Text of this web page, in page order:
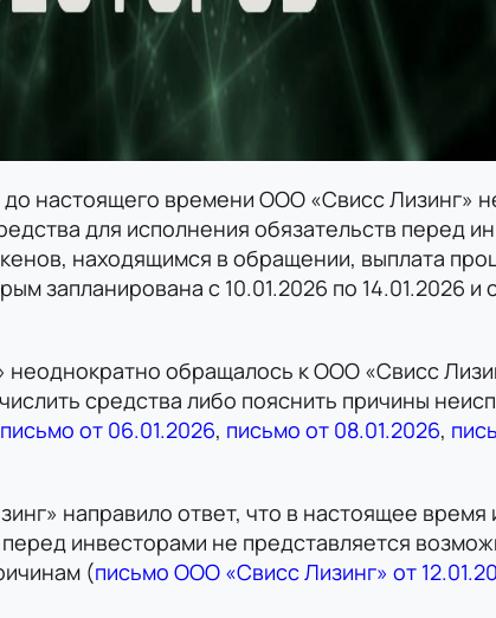
настоящего времени ООО «Свисс Лизинг»
для исполнения обязательств перед
находящимся в обращении, выплата
запланирована с 10.01.2026 по 14.01.2026 и
обращалось к ООО «Свисс
средства либо пояснить причины
письмо от 06.01.2026, письмо от 08.01.2026,
направило ответ, что в настоящее время
инвесторами не представляется
(письмо ООО «Свисс Лизинг» от